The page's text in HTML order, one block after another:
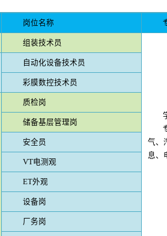
岗位名称
组装技术员
气、
息、
自动化设备技术员
彩膜数控技术员
质检岗
储备基层管理岗
安全员
VT电测观
ET外观
设备岗
厂务岗